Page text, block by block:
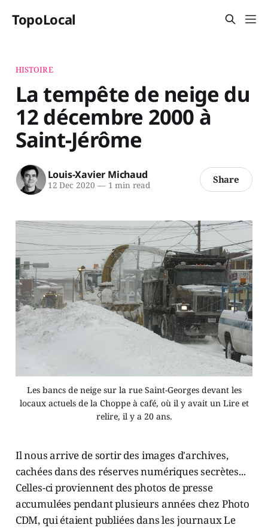
TopoLocal
HISTOIRE
La tempête de neige du
12 décembre 2000 à
Saint-Jérôme
Louis-Xavier Michaud
12 Dec 2020 —1 min read Share
Les bancs de neige sur la rue Saint-Georges devant les
locaux actuels de la Choppe à café, où il y avait un Lire et
relire, il y a 20 ans.
Il nous arrive de sortir des images d'archives,
cachées dans des réserves numériques secrètes...
Celles-ci proviennent des photos de presse
accumulées pendant plusieurs années chez Photo
CDM, qui étaient publiées dans les journaux Le